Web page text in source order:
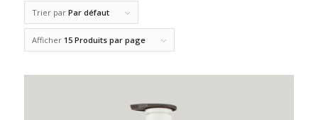
Trier par Par défaut
Afficher 15 Produits par page